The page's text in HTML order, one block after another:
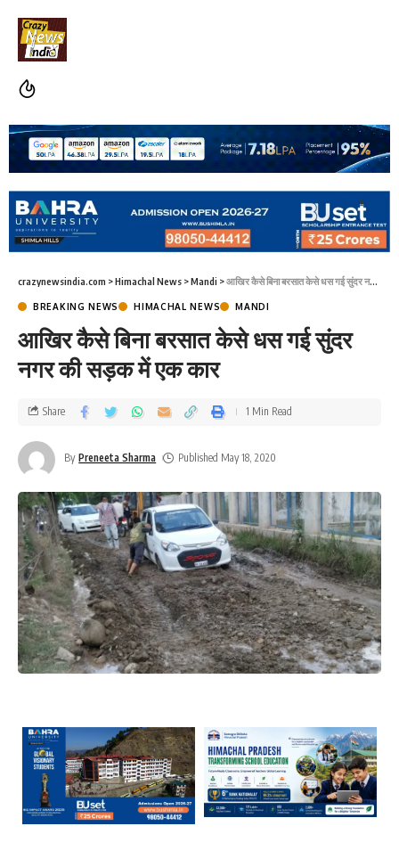
crazynewsindia.com >Himachal News >Mandi >आखिर कैसे बिना बरसात केसे धस गई सुंदर नगर की सड़क में एक कार
BREAKING NEWS HIMACHAL NEWS MANDI
आखिर कैसे बिना बरसात केसे धस गई सुंदर
नगर की सड़क में एक कार
By Preneeta Sharma Published May 18, 2020
Share 1 Min Read